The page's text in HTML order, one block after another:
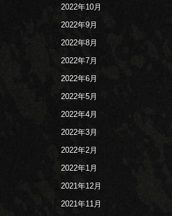
2022年10月
2022年9月
2022年8月
2022年7月
2022年6月
2022年5月
2022年4月
2022年3月
2022年2月
2022年1月
2021年12月
2021年11月